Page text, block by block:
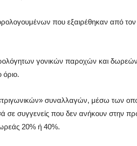
που εξαιρέθηκαν από
γονικών παροχών και
συναλλαγών, μέσω των
σε συγγενείς που δεν ανήκουν στην
20% ή 40%.